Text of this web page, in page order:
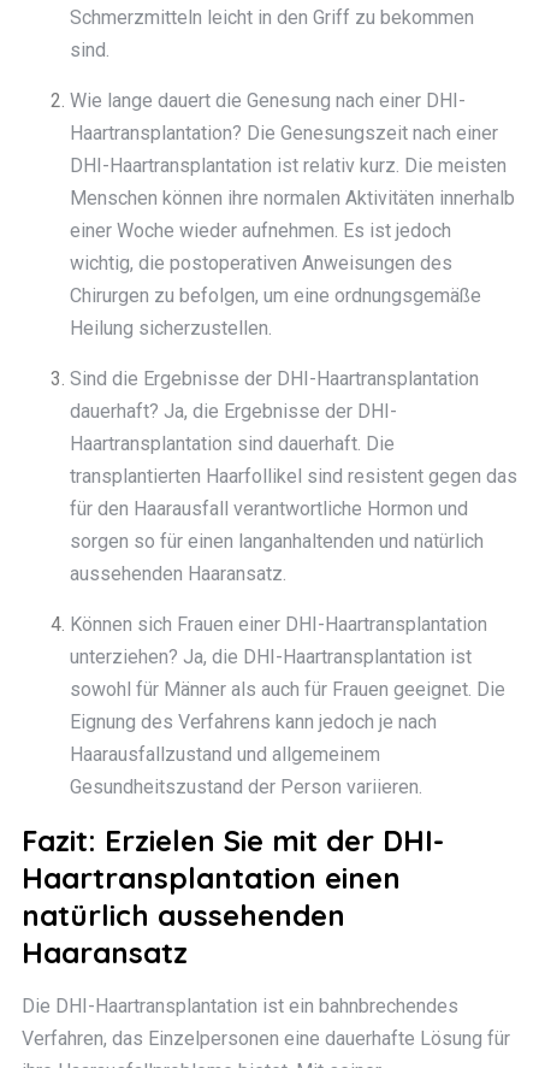
Schmerzmitteln leicht in den Griff zu bekommen
sind.
Wie lange dauert die Genesung nach einer DHI-
Haartransplantation? Die Genesungszeit nach einer
DHI-Haartransplantation ist relativ kurz. Die meisten
Menschen können ihre normalen Aktivitäten innerhalb
einer Woche wieder aufnehmen. Es ist jedoch
wichtig, die postoperativen Anweisungen des
Chirurgen zu befolgen, um eine ordnungsgemäße
Heilung sicherzustellen.
Sind die Ergebnisse der DHI-Haartransplantation
dauerhaft? Ja, die Ergebnisse der DHI-
Haartransplantation sind dauerhaft. Die
transplantierten Haarfollikel sind resistent gegen das
für den Haarausfall verantwortliche Hormon und
sorgen so für einen langanhaltenden und natürlich
aussehenden Haaransatz.
Können sich Frauen einer DHI-Haartransplantation
unterziehen? Ja, die DHI-Haartransplantation ist
sowohl für Männer als auch für Frauen geeignet. Die
Eignung des Verfahrens kann jedoch je nach
Haarausfallzustand und allgemeinem
Gesundheitszustand der Person variieren.
Fazit: Erzielen Sie mit der DHI-
Haartransplantation einen
natürlich aussehenden
Haaransatz
Die DHI-Haartransplantation ist ein bahnbrechendes
Verfahren, das Einzelpersonen eine dauerhafte Lösung für